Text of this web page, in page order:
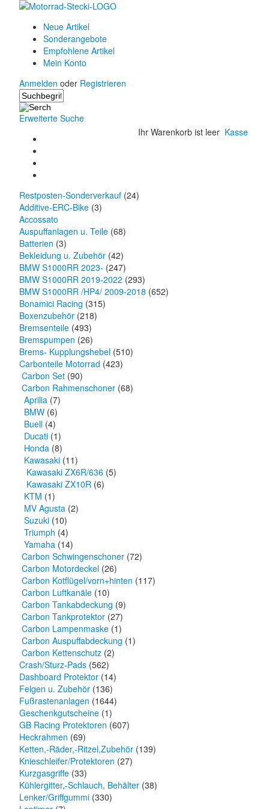
Neue Artikel
Sonderangebote
Empfohlene Artikel
Mein Konto
Anmelden oder Registrieren
Erweiterte Suche
Ihr Warenkorb ist leer Kasse
Restposten-Sonderverkauf (24)
Additive-ERC-Bike (3)
Accossato
Auspuffanlagen u. Teile (68)
Batterien (3)
Bekleidung u. Zubehör (42)
BMW S1000RR 2023- (247)
BMW S1000RR 2019-2022 (293)
BMW S1000RR /HP4/ 2009-2018 (652)
Bonamici Racing (315)
Boxenzubehör (218)
Bremsenteile (493)
Bremspumpen (26)
Brems- Kupplungshebel (510)
Carbonteile Motorrad (423)
Carbon Set (90)
Carbon Rahmenschoner (68)
Aprilia (7)
BMW (6)
Buell (4)
Ducati (1)
Honda (8)
Kawasaki (11)
Kawasaki ZX6R/636 (5)
Kawasaki ZX10R (6)
KTM (1)
MV Agusta (2)
Suzuki (10)
Triumph (4)
Yamaha (14)
Carbon Schwingenschoner (72)
Carbon Motordeckel (26)
Carbon Kotflügel/vorn+hinten (117)
Carbon Luftkanäle (10)
Carbon Tankabdeckung (9)
Carbon Tankprotektor (27)
Carbon Lampenmaske (1)
Carbon Auspuffabdeckung (1)
Carbon Kettenschutz (2)
Crash/Sturz-Pads (562)
Dashboard Protektor (14)
Felgen u. Zubehör (136)
Fußrastenanlagen (1644)
Geschenkgutscheine (1)
GB Racing Protektoren (607)
Heckrahmen (69)
Ketten,-Räder,-Ritzel,Zubehör (139)
Knieschleifer/Protektoren (27)
Kurzgasgriffe (33)
Kühlergitter,-Schlauch, Behälter (38)
Lenker/Griffgummi (330)